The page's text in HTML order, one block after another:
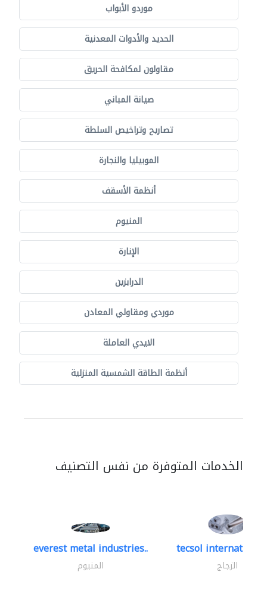
موردو الأبواب
الحديد والأدوات المعدنية
مقاولون لمكافحة الحريق
صيانة المباني
تصاريح وتراخيص السلطة
الموبيليا والنجارة
أنظمة الأسقف
المنيوم
الإنارة
الدرابزين
موردي ومقاولي المعادن
الايدي العاملة
أنظمة الطاقة الشمسية المنزلية
الخدمات المتوفرة من نفس التصنيف
everest metal industries..
المنيوم
tecsol
الزجاج